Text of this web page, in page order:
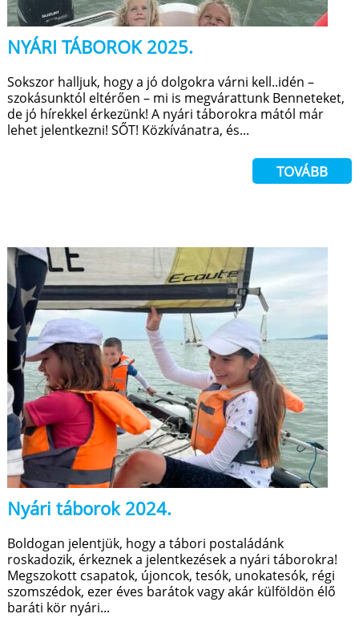
NYÁRI TÁBOROK 2025.
Sokszor halljuk, hogy a jó dolgokra várni kell..idén –
szokásunktól eltérően – mi is megvárattunk Benneteket,
de jó hírekkel érkezünk! A nyári táborokra mától már
lehet jelentkezni! SŐT! Közkívánatra, és...
TOVÁBB
Nyári táborok 2024.
Boldogan jelentjük, hogy a tábori postaládánk
roskadozik, érkeznek a jelentkezések a nyári táborokra!
Megszokott csapatok, újoncok, tesók, unokatesók, régi
szomszédok, ezer éves barátok vagy akár külföldön élő
baráti kör nyári...